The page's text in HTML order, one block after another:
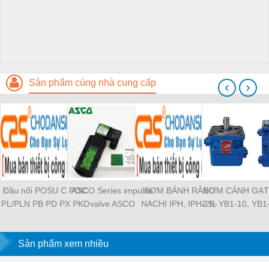
Sản phẩm cùng nhà cung cấp
Đầu nối POSU C POC
PL/PLN PB PD PX PKD
PLF PMF PTL SL SS
SCA SAFS SASF HVFS
HVSF PU PV PE PY
ASCO Series impulse
valve ASCO
SCG353A044 ASCO
SCG353A047 ASCO
SCG353A050 ASCO
BƠM BÁNH RĂNG
NACHI IPH, IPH-2B-
IPH-2A-5-11, IPH-5A-
IPH-5B-50-LT-11, IPH-
BƠM CÁNH
2.5, YB1-10,
100/16 YB1-
YB1-40/12 YB1-
‹ ›
Sản phẩm xem nhiều